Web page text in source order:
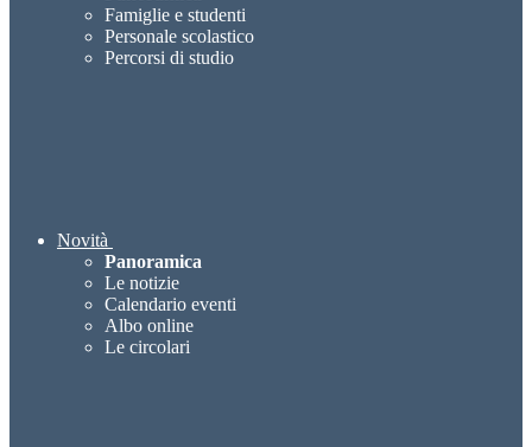
Famiglie e studenti
Personale scolastico
Percorsi di studio
Novità
Panoramica
Le notizie
Calendario eventi
Albo online
Le circolari